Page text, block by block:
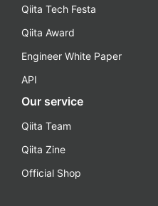
Qiita Tech Festa
Qiita Award
Engineer White Paper
API
Our service
Qiita Team
Qiita Zine
Official Shop